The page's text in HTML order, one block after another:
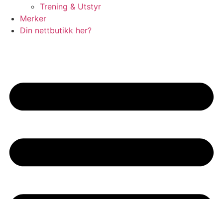
Trening & Utstyr
Merker
Din nettbutikk her?